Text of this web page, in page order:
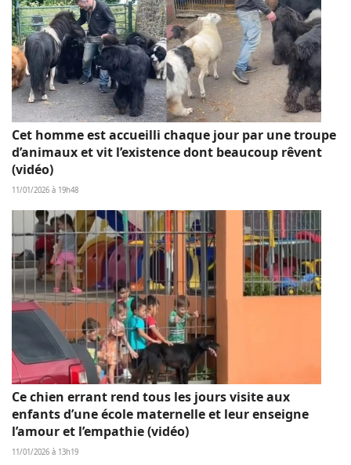
Cet homme est accueilli chaque jour par une troupe
d’animaux et vit l’existence dont beaucoup rêvent
(vidéo)
11/01/2026 à 19h48
Ce chien errant rend tous les jours visite aux
enfants d’une école maternelle et leur enseigne
l’amour et l’empathie (vidéo)
11/01/2026 à 13h19